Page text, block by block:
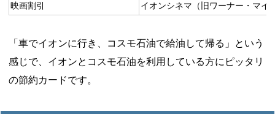
映画割引 イオンシネマ（旧ワーナー・マイ
「車でイオンに行き、コスモ石油で給油して帰る」という
感じで、イオンとコスモ石油を利用している方にピッタリ
の節約カードです。